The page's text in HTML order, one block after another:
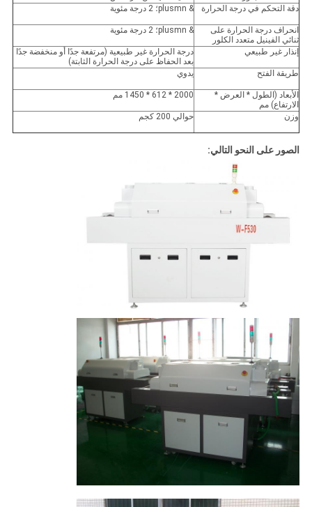
دقة التحكم في درجة الحرارة
& plusmn؛ 2 درجة مئوية
انحراف درجة الحرارة على
ثنائي الفينيل متعدد الكلور
& plusmn؛ 2 درجة مئوية
إنذار غير طبيعي
درجة الحرارة غير طبيعية (مرتفعة جدًا أو منخفضة جدًا
بعد الحفاظ على درجة الحرارة الثابتة)
طريقة الفتح
يدوي
الأبعاد (الطول * العرض *
الارتفاع) مم
2000 * 612 * 1450 مم
وزن حوالي 200 كجم
الصور على النحو التالي: